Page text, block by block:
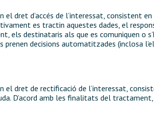
el dret d’accés de l’interessat,
es tractin aquestes dades, el
els destinataris als que es comuniquen o
prenen decisions automatitzades (inclosa
el dret de rectificació de l’interessat,
D’acord amb les finalitats del